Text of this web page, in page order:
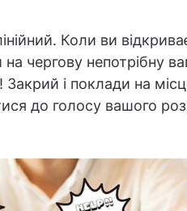
Коли ви
чергову непотрібну
Закрий і поклади на
до голосу вашого